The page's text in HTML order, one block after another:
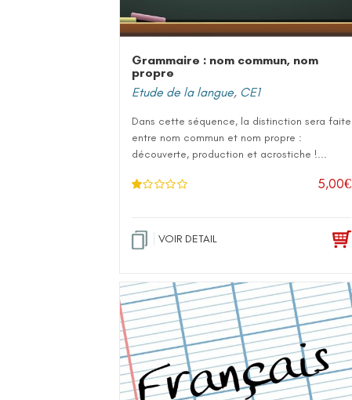
Grammaire : nom commun, nom
propre
Etude de la langue, CE1
Dans cette séquence, la distinction sera faite
entre nom commun et nom propre :
découverte, production et acrostiche !...
.0
5,00€
VOIR DETAIL